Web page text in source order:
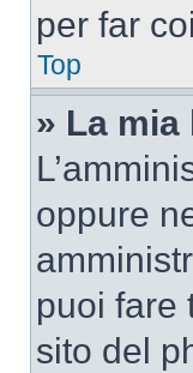
per far
Top
» La
oppure
puoi fare
sito del